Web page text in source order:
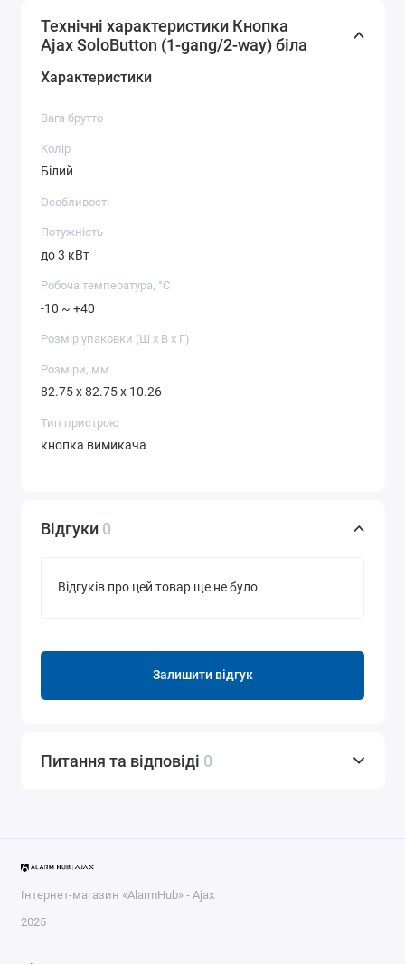
Технічні характеристики Кнопка
Ajax SoloButton (1-gang/2-way) біла
Характеристики
Вага брутто
Колір
Білий
Особливості
Потужність
до 3 кВт
Робоча температура, °C
-10 ~ +40
Розмір упаковки (Ш х В х Г)
Розміри, мм
82.75 x 82.75 x 10.26
Тип пристрою
кнопка вимикача
Відгуки 0
Відгуків про цей товар ще не було.
Залишити відгук
Питання та відповіді 0
Інтернет-магазин «AlarmHub» - Ajax
2025